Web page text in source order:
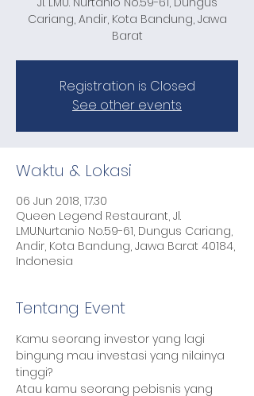
Cariang, Andir, Kota Bandung, Jawa
Barat
Registration is Closed
See other events
Waktu & Lokasi
06 Jun 2018, 17.30
Queen Legend Restaurant, Jl.
LMU.Nurtanio No.59-61, Dungus Cariang,
Andir, Kota Bandung, Jawa Barat 40184,
Indonesia
Tentang Event
Kamu seorang investor yang lagi
bingung mau investasi yang nilainya
Atau kamu seorang pebisnis yang